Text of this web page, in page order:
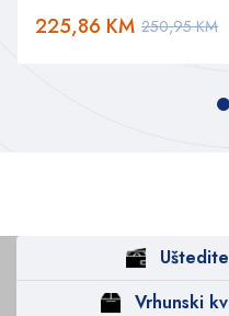
250,95KM
225,86 KM
Vrhunski